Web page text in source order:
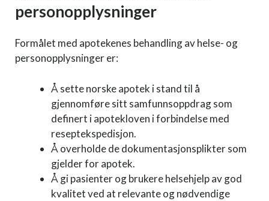
personopplysninger
Formålet med apotekenes behandling av helse- og
personopplysninger er:
Å sette norske apotek i stand til å
gjennomføre sitt samfunnsoppdrag som
definert i apotekloven i forbindelse med
reseptekspedisjon.
Å overholde de dokumentasjonsplikter som
gjelder for apotek.
Å gi pasienter og brukere helsehjelp av god
kvalitet ved at relevante og nødvendige